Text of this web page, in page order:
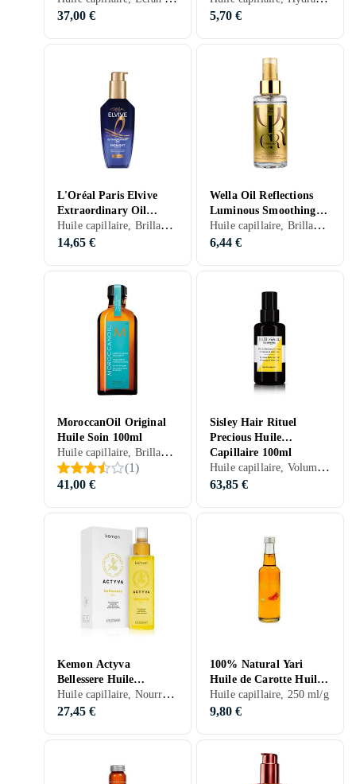
37,00 €
5,70 €
L'Oréal Paris Elvive
Extraordinary Oil
Midnight Sérum 100ml
Huile capillaire, Brillance, Hydratant/Adoucissant, Ecran thermique, Nourrissant, Ecran solaire, Anti-frisottis, Normaux, Secs, Colorés, Abîmés, Bouclés/Permanentés, 100 ml/g
14,65 €
Wella Oil Reflections
Luminous Smoothing
Huile 30ml
Huile capillaire, Brillance, Hydratant/Adoucissant, Ecran thermique, Nourrissant, Anti-frisottis, Normaux, Secs, Colorés, Blonds/méchés, Frisés, 30 ml/g
6,44 €
MoroccanOil Original
Huile Soin 100ml
Huile capillaire, Brillance, Hydratant/Adoucissant, Ecran thermique, Renforcement, Nourrissant, Anti-frisottis, Normaux, Secs, Colorés, Endommagé par le soleil, Abîmés, Bouclés/Permanentés, Frisés, 100 ml/g
(1)
41,00 €
Sisley Hair Rituel
Precious Huile
Capillaire 100ml
Huile capillaire, Volumateur, Brillance, Hydratant/Adoucissant, Réparateur, Normaux, Secs, Colorés, Abîmés, 100 ml/g
63,85 €
Kemon Actyva
Bellessere Huile
Capillaire Nourrissante
125ml
Huile capillaire, Nourrissant, 125 ml/g
27,45 €
100% Natural Yari
Huile de Carotte Huile
capillaire 250ml
Huile capillaire, 250 ml/g
9,80 €